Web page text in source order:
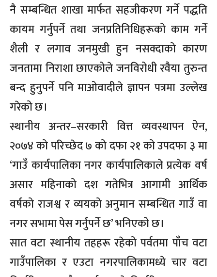
नै सम्बन्धित शाखा मार्फत सहजीकरण गर्ने पद्धति
कायम गर्नुपर्ने तथा जनप्रतिनिधिहरूको काम गर्ने
शैली र लगाव जनमुखी हुन नसक्दाको कारण
जनतामा निराशा छाएकोले जनविरोधी रवैया तुरुन्त
बन्द हुनुपर्ने पनि माओवादीले ज्ञापन पत्रमा उल्लेख
गरेको छ।
स्थानीय अन्तर–सरकारी वित्त व्यवस्थापन ऐन,
२०७४ को परिच्छेद ७ को दफा २१ को उपदफा ३ मा
‘गाउँ कार्यपालिका नगर कार्यपालिकाले प्रत्येक वर्ष
असार महिनाको दश गतेभित्र आगामी आर्थिक
वर्षको राजश्व र व्ययको अनुमान सम्बन्धित गाउँ वा
नगर सभामा पेस गर्नुपर्ने छ’ भनिएको छ।
सात वटा स्थानीय तहहरू रहेको पर्वतमा पाँच वटा
गाउँपालिका र एउटा नगरपालिकामध्ये चार वटा